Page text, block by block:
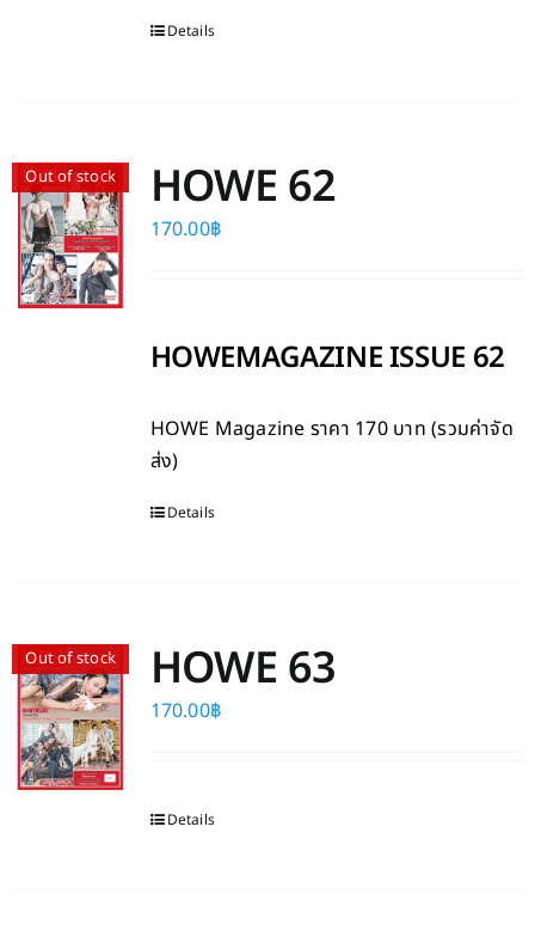
Details
Out of stock HOWE 62
170.00฿
HOWEMAGAZINE ISSUE 62
HOWE Magazine ราคา 170 บาท (รวมค่าจัด
ส่ง)
Details
Out of stock HOWE 63
170.00฿
Details